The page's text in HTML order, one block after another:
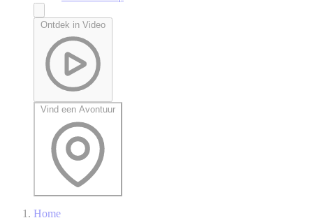
Ontdek in Video
Vind een Avontuur
Home